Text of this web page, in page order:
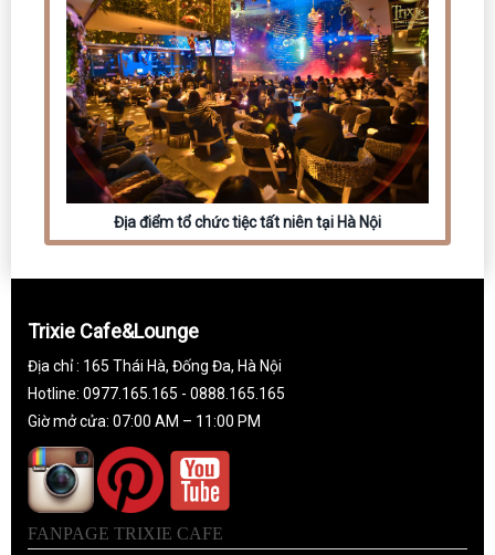
Địa điểm tổ chức tiệc tất niên tại Hà Nội
Trixie Cafe&Lounge
Địa chỉ : 165 Thái Hà, Đống Đa, Hà Nội
Hotline: 0977.165.165 - 0888.165.165
Giờ mở cửa: 07:00 AM – 11:00 PM
FANPAGE TRIXIE CAFE